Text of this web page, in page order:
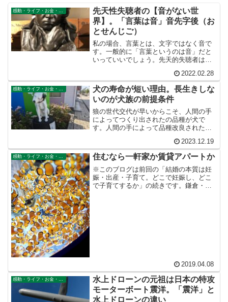
感動・ライフ・お金・仕事
先天性失聴者の【音がない世
界】。「言葉は音」音先字後（お
とせんじご）
私の場合、言葉とは、文字ではなく音で
す。一般的に「言葉というのは音」だと
いっていいでしょう。先天的失聴者は、
マットが違います。これはどういうこと
かというと、言語の獲得に至るルートは
ひとつではなく、いくつものルートがあ
るということです。
2022.02.28
犬の寿命が短い理由。長生きしな
いのが犬族の前提条件
狼の世代交代が早いからこそ、人間の手
によってつくり出されたの品種が犬で
す。人間の手によって品種改良された種
ことなのです。だから犬は長生きできな
いのです。それが彼らの前提条件だか
ら。
2023.12.19
感動・ライフ・お金・仕事 住むなら一軒家か賃貸アパートか
※このブログは前回の「結婚の本質は妊
娠・出産・子育て。どこで妊娠し、どこ
で子育てするか」の続きです。鎌倉・江
2019.04.08
感動・ライフ・お金・仕事
水上ドローンの元祖は日本の特攻
モーターボート震洋。「震洋」と
水上ドローンの違い